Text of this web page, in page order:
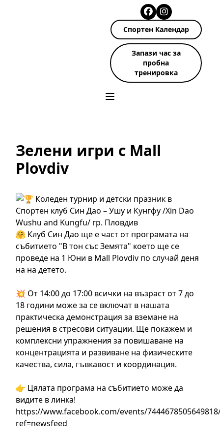
Спортен Календар
Запази час за
пробна
тренировка
Зелени игри с Mall
Plovdiv
🤗 Клуб Син Дао ще е част от програмата на
събитието "В тон със Земята" което ще се
проведе на 1 Юни в Mall Plovdiv по случай деня
на на детето.
💥 От 14:00 до 17:00 всички на възраст от 7 до
18 години може за се включат в нашата
практическа демонстрация за вземане на
решения в стресови ситуации. Ще покажем и
комплексни упражнения за повишаване на
концентрацията и развиване на физическите
качества, сила, гъвкавост и координация.
👉 Цялата програма на събитието може да
видите в линка!
https://www.facebook.com/events/
ref=newsfeed